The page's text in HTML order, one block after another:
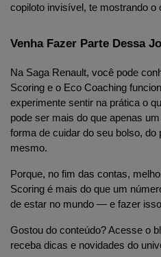
copiloto invisível, te mostrando o
Venha Fazer Parte Dessa
Na Saga Renault, você pode
Scoring e o Eco Coaching
experimente sentir na prática o
pode ser mais do que apenas
forma de cuidar do seu bolso, do
mesmo.
Porque, no fim das contas,
Scoring é mais do que um
de estar no mundo — e fazer
Gostou do conteúdo? Acesse o
receba dicas e novidades do